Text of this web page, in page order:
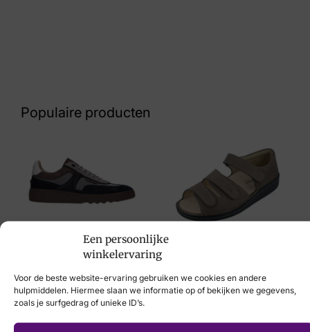
Een persoonlijke
winkelervaring
Voor de beste website-ervaring gebruiken we cookies en andere
hulpmiddelen. Hiermee slaan we informatie op of bekijken we gegevens,
zoals je surfgedrag of unieke ID’s.
Merk
Australian
15.1632.02-S17 Novecento Grey
Populaire producten